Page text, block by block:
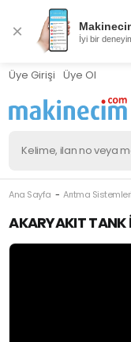
× İyi bir
Üye Girişi Üye Ol
Ana Sayfa Arıtma Sistemleri
AKARYAKIT TANK